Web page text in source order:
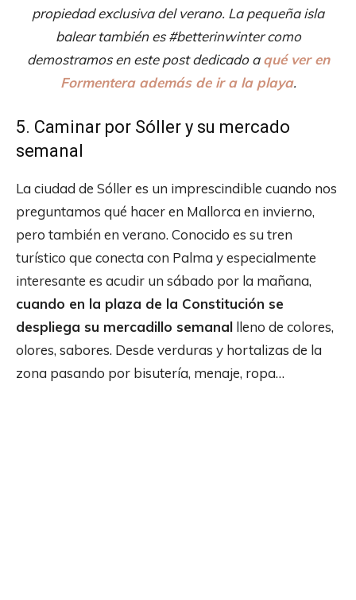
propiedad exclusiva del verano. La pequeña isla
balear también es #betterinwinter como
demostramos en este post dedicado aqué ver en
Formentera además de ir a la playa.
5. Caminar por Sóller y su mercado
semanal
La ciudad de Sóller es un imprescindible cuando nos
preguntamos qué hacer en Mallorca en invierno,
pero también en verano. Conocido es su tren
turístico que conecta con Palma y especialmente
interesante es acudir un sábado por la mañana,
cuando en la plaza de la Constitución se
despliega su mercadillo semanal lleno de colores,
olores, sabores. Desde verduras y hortalizas de la
zona pasando por bisutería, menaje, ropa…